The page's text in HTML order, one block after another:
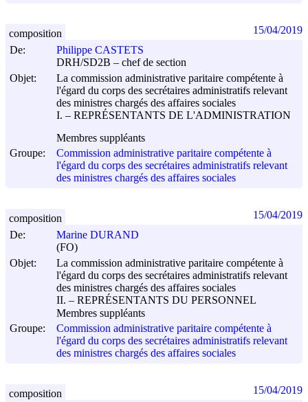
De:
Philippe CASTETS
DRH/SD2B – chef de section
Objet:
La commission administrative paritaire compétente à
l'égard du corps des secrétaires administratifs relevant
des ministres chargés des affaires sociales
I. – REPRÉSENTANTS DE L'ADMINISTRATION
Membres suppléants
Groupe:
Commission administrative paritaire compétente à
l'égard du corps des secrétaires administratifs relevant
des ministres chargés des affaires sociales
composition 15/04/2019
De:
Marine DURAND
(FO)
Objet:
La commission administrative paritaire compétente à
l'égard du corps des secrétaires administratifs relevant
des ministres chargés des affaires sociales
II. – REPRÉSENTANTS DU PERSONNEL
Membres suppléants
Groupe:
Commission administrative paritaire compétente à
l'égard du corps des secrétaires administratifs relevant
des ministres chargés des affaires sociales
composition 15/04/2019
composition 15/04/2019